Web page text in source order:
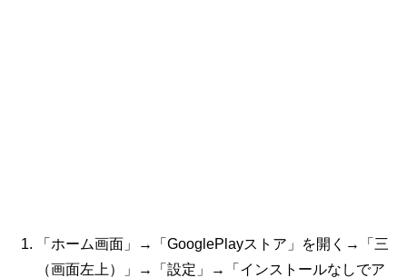
「ホーム画面」→「GooglePlayストア」を開く→「三
（画面左上）」→「設定」→「インストールなしでア